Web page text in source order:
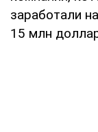
заработали
15 млн